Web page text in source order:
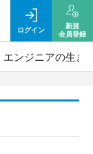
ログイン
新規
会員登録
エンジニアの生き